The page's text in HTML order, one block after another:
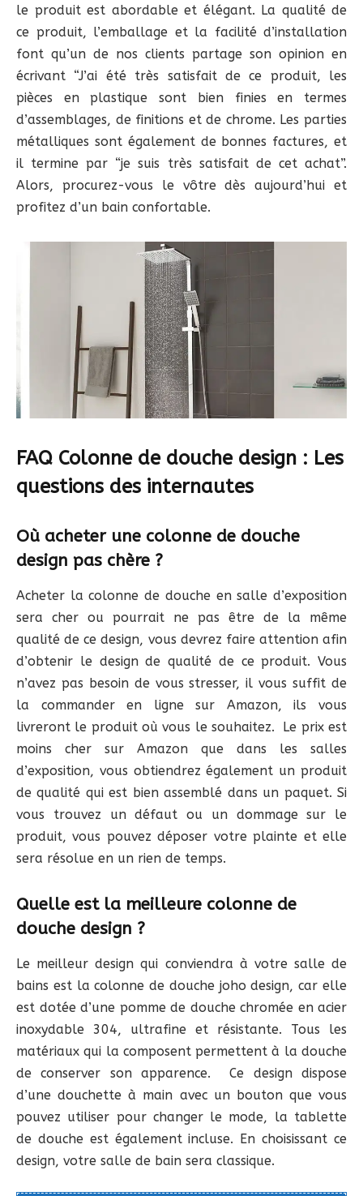
le produit est abordable et élégant. La qualité de
ce produit, l’emballage et la facilité d’installation
font qu’un de nos clients partage son opinion en
écrivant “J’ai été très satisfait de ce produit, les
pièces en plastique sont bien finies en termes
d’assemblages, de finitions et de chrome. Les parties
métalliques sont également de bonnes factures, et
il termine par “je suis très satisfait de cet achat”.
Alors, procurez-vous le vôtre dès aujourd’hui et
profitez d’un bain confortable.
FAQ Colonne de douche design : Les
questions des internautes
Où acheter une colonne de douche
design pas chère ?
Acheter la colonne de douche en salle d’exposition
sera cher ou pourrait ne pas être de la même
qualité de ce design, vous devrez faire attention afin
d’obtenir le design de qualité de ce produit. Vous
n’avez pas besoin de vous stresser, il vous suffit de
la commander en ligne sur Amazon, ils vous
livreront le produit où vous le souhaitez. Le prix est
moins cher sur Amazon que dans les salles
d’exposition, vous obtiendrez également un produit
de qualité qui est bien assemblé dans un paquet. Si
vous trouvez un défaut ou un dommage sur le
produit, vous pouvez déposer votre plainte et elle
sera résolue en un rien de temps.
Quelle est la meilleure colonne de
douche design ?
Le meilleur design qui conviendra à votre salle de
bains est la colonne de douche joho design, car elle
est dotée d’une pomme de douche chromée en acier
inoxydable 304, ultrafine et résistante. Tous les
matériaux qui la composent permettent à la douche
de conserver son apparence. Ce design dispose
d’une douchette à main avec un bouton que vous
pouvez utiliser pour changer le mode, la tablette
de douche est également incluse. En choisissant ce
design, votre salle de bain sera classique.